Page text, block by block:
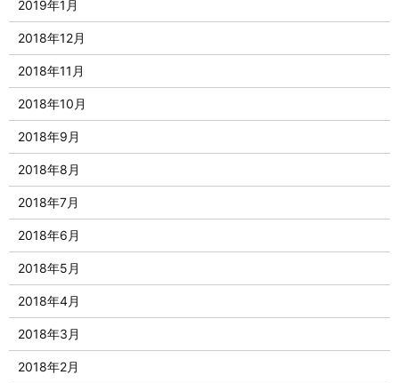
2019年1月
2018年12月
2018年11月
2018年10月
2018年9月
2018年8月
2018年7月
2018年6月
2018年5月
2018年4月
2018年3月
2018年2月